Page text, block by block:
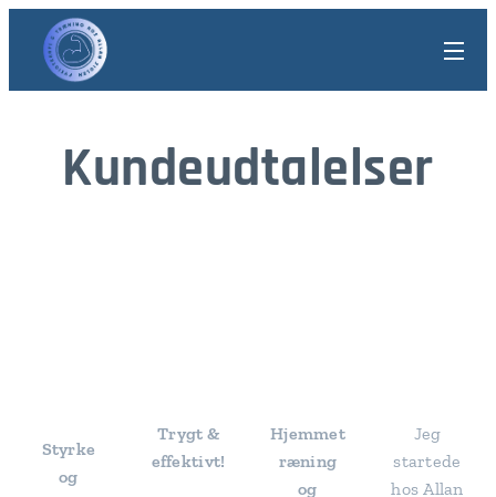
Kundeudtalelser
Styrke
og
Trygt &
effektivt!
Hjemmet
ræning
og
Jeg
startede
hos Allan